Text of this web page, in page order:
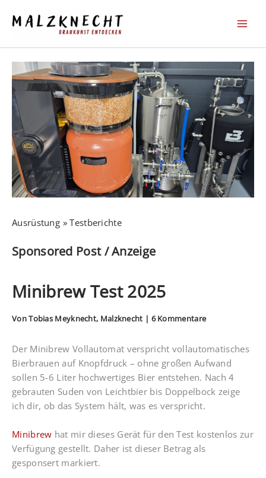
Inhalt
Ausrüstung Testberichte
Sponsored Post / Anzeige
Minibrew Test 2025
VonTobias Meyknecht, Malzknecht | 6 Kommentare
Der Minibrew Vollautomat verspricht vollautomatisches
Bierbrauen auf Knopfdruck – ohne großen Aufwand
sollen 5-6 Liter hochwertiges Bier entstehen. Nach 4
gebrauten Suden von Leichtbier bis Doppelbock zeige
ich dir, ob das System hält, was es verspricht.
Minibrew hat mir dieses Gerät für den Test kostenlos zur
Verfügung gestellt. Daher ist dieser Betrag als
gesponsert markiert.